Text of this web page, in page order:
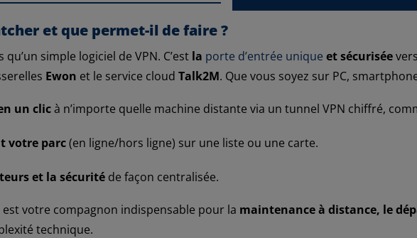
et que permet-il de faire ?
qu’un simple logiciel de VPN. C’est la porte d’entrée unique et sécurisée
Ewon et le service cloud Talk2M. Que vous soyez sur PC,
un clicà n’importe quelle machine distante via un tunnel VPN chiffré,
votre parc(en ligne/hors ligne) sur une liste ou une carte.
et la sécurité de façon centralisée.
est votre compagnon indispensable pour la maintenance à distance, le
technique.